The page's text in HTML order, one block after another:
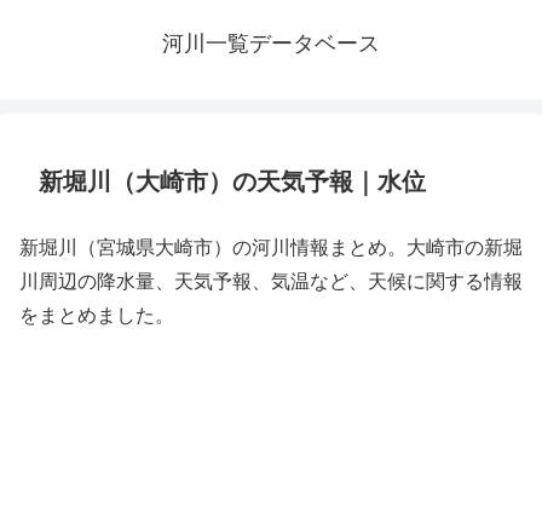
河川一覧データベース
新堀川（大崎市）の天気予報｜水位
新堀川（宮城県大崎市）の河川情報まとめ。大崎市の新堀
川周辺の降水量、天気予報、気温など、天候に関する情報
をまとめました。